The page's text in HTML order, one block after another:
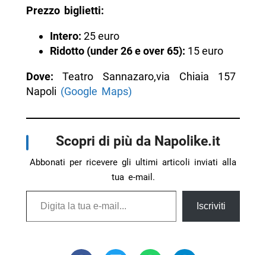
Prezzo biglietti:
Intero: 25 euro
Ridotto (under 26 e over 65): 15 euro
Dove: Teatro Sannazaro,via Chiaia 157
Napoli (Google Maps)
Scopri di più da Napolike.it
Abbonati per ricevere gli ultimi articoli inviati alla
tua e-mail.
Digita la tua e-mail...
Iscriviti